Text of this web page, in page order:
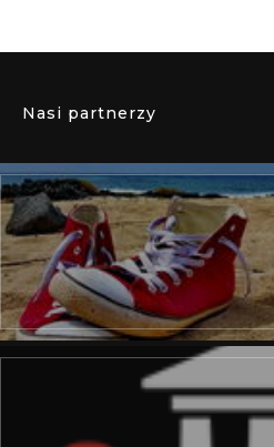
Nasi partnerzy